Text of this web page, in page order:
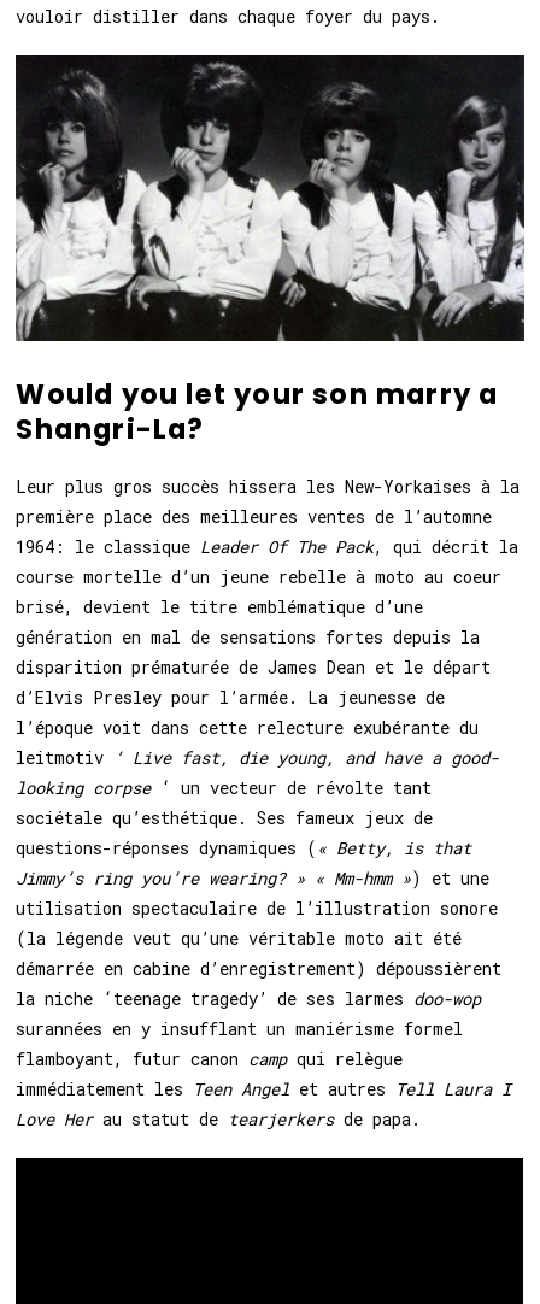
vouloir distiller dans chaque foyer du pays.
Would you let your son marry a
Shangri-La?
Leur plus gros succès hissera les New-Yorkaises à la
première place des meilleures ventes de l’automne
1964: le classique Leader Of The Pack, qui décrit la
course mortelle d’un jeune rebelle à moto au coeur
brisé, devient le titre emblématique d’une
génération en mal de sensations fortes depuis la
disparition prématurée de James Dean et le départ
d’Elvis Presley pour l’armée. La jeunesse de
l’époque voit dans cette relecture exubérante du
leitmotiv
‘ Live fast, die young, and have a good-
looking corpse‘
un vecteur de révolte tant
sociétale qu’esthétique. Ses fameux jeux de
questions-réponses dynamiques ( « Betty, is that
Jimmy’s ring you’re wearing? » « Mm-hmm ») et une
utilisation spectaculaire de l’illustration sonore
(la légende veut qu’une véritable moto ait été
démarrée en cabine d’enregistrement) dépoussièrent
la niche ‘teenage tragedy’ de ses larmes doo-wop
surannées en y insufflant un maniérisme formel
flamboyant, futur canon campqui relègue
immédiatement les Teen Angel et autres Tell Laura I
Love Herau statut de tearjerkersde papa.